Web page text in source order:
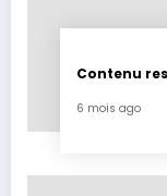
Contenu
6 mois ago